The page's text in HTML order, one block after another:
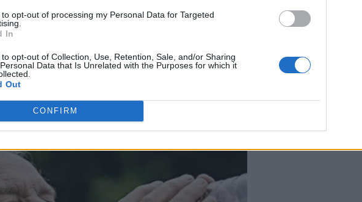
to opt-out of processing my Personal Data for Targeted
In
to opt-out of Collection, Use, Retention, Sale, and/or Sharing
Data that Is Unrelated with the Purposes for which it
Out
CONFIRM